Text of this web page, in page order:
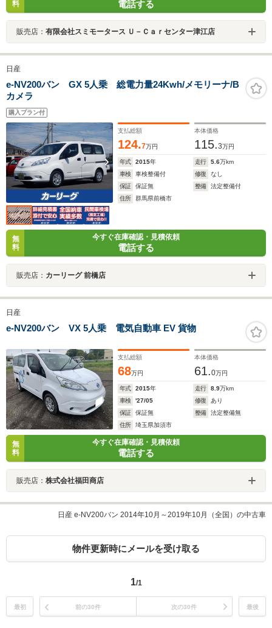
料 電話する
販売店： 有限会社スミモータース Ｕ－Ｃａｒセンター津江店
日産
e-NV200バン GX 5人乗 総電力量24Kwh/メモリーナ/B
カメラ
購入プラン付
支払総額
124.7万円
本体価格
115.3万円
年式 2015年 走行 5.6万km
車検
車検整備付 修復
なし
保証
保証無 整備
法定整備付
住所
群馬県前橋市
無
料
今すぐ在庫確認・見積依頼
電話する
販売店： カーリーグ 前橋店
日産
e-NV200バン VX 5人乗 電気自動車 EV 貨物
支払総額
68万円
本体価格
61.0万円
年式 2015年 走行 8.9万km
車検
'27/05 修復
あり
保証
保証無 整備
法定整備無
住所
埼玉県加須市
無
料
今すぐ在庫確認・見積依頼
電話する
販売店： 株式会社福田商店
日産 e-NV200バン 2014年10月～2019年10月（全国）の中古車
物件更新時にメールを受け取る
1/1
最初 前の30件 次の30件 最後